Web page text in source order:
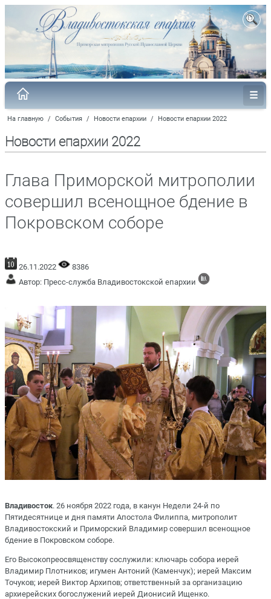
На главную / События / Новости епархии / Новости епархии 2022
Новости епархии 2022
Глава Приморской митрополии
совершил всенощное бдение в
Покровском соборе
26.11.2022
8386
Автор: Пресс-служба Владивостокской епархии
Владивосток. 26 ноября 2022 года, в канун Недели 24-й по
Пятидесятнице и дня памяти Апостола Филиппа, митрополит
Владивостокский и Приморский Владимир совершил всенощное
бдение в Покровском соборе.
Его Высокопреосвященству сослужили: ключарь собора иерей
Владимир Плотников; игумен Антоний (Каменчук); иерей Максим
Точуков; иерей Виктор Архипов; ответственный за организацию
архиерейских богослужений иерей Дионисий Ищенко.